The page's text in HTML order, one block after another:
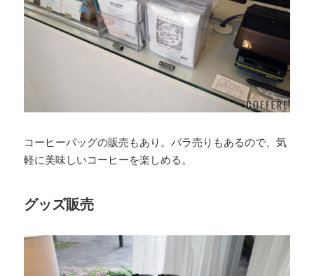
コーヒーバッグの販売もあり。バラ売りもあるので、気
軽に美味しいコーヒーを楽しめる。
グッズ販売